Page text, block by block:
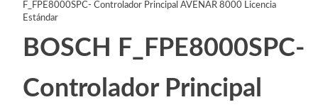
F_FPE8000SPC- Controlador Principal AVENAR 8000 Licencia
Estándar
BOSCH F_FPE8000SPC-
Controlador Principal